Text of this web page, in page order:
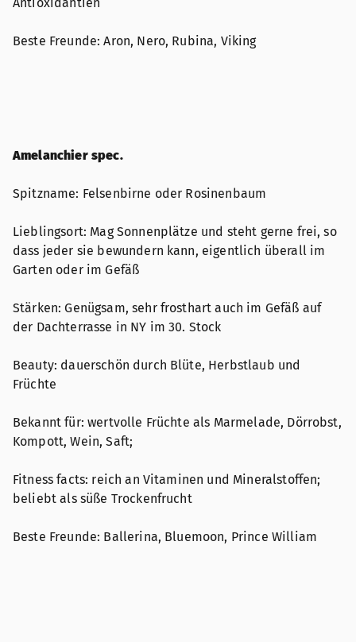
Antioxidantien
Beste Freunde: Aron, Nero, Rubina, Viking
Amelanchier spec.
Spitzname: Felsenbirne oder Rosinenbaum
Lieblingsort: Mag Sonnenplätze und steht gerne frei, so
dass jeder sie bewundern kann, eigentlich überall im
Garten oder im Gefäß
Stärken: Genügsam, sehr frosthart auch im Gefäß auf
der Dachterrasse in NY im 30. Stock
Beauty: dauerschön durch Blüte, Herbstlaub und
Früchte
Bekannt für: wertvolle Früchte als Marmelade, Dörrobst,
Kompott, Wein, Saft;
Fitness facts: reich an Vitaminen und Mineralstoffen;
beliebt als süße Trockenfrucht
Beste Freunde: Ballerina, Bluemoon, Prince William